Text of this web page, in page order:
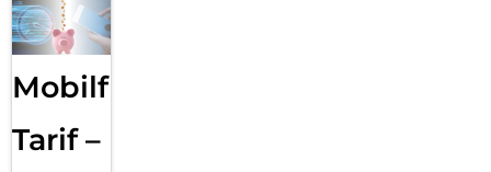
Mobilfunk
Tarif –